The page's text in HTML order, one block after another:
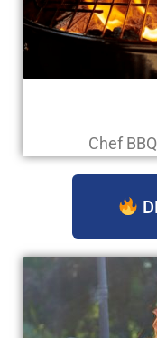
Chef